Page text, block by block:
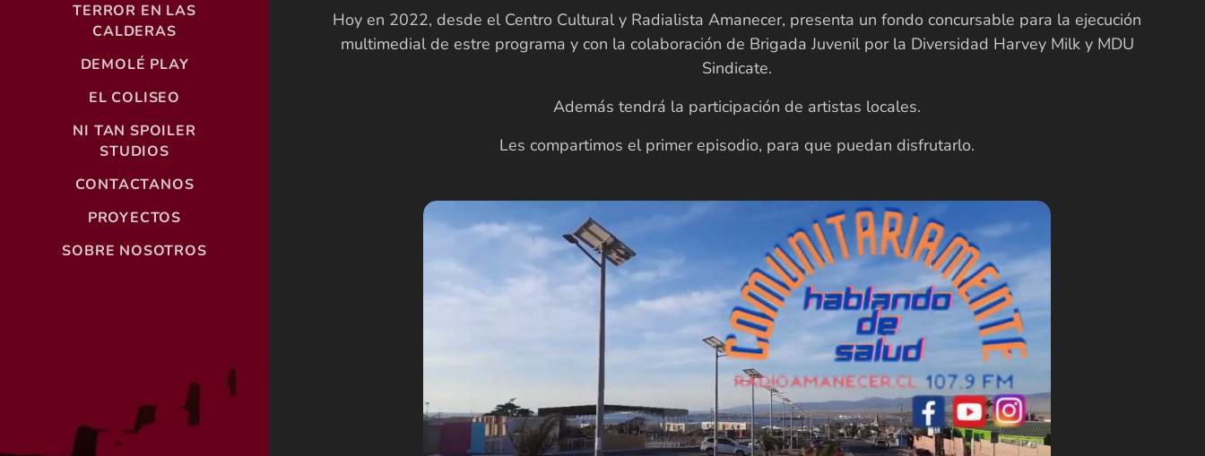
TERROR EN LAS
CALDERAS
DEMOLÉ PLAY
EL COLISEO
NI TAN SPOILER
STUDIOS
CONTACTANOS
PROYECTOS
SOBRE NOSOTROS
Hoy en 2022, desde el Centro Cultural y Radialista Amanecer, presenta un fondo concursable para la ejecución
multimedial de estre programa y con la colaboración de Brigada Juvenil por la Diversidad Harvey Milk y MDU
Sindicate.
Además tendrá la participación de artistas locales.
Les compartimos el primer episodio, para que puedan disfrutarlo.